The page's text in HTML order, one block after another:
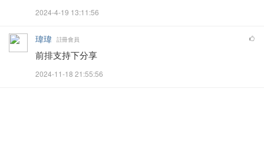
2024-4-19 13:11:56
瑋瑋 註冊會員
前排支持下分享
2024-11-18 21:55:56